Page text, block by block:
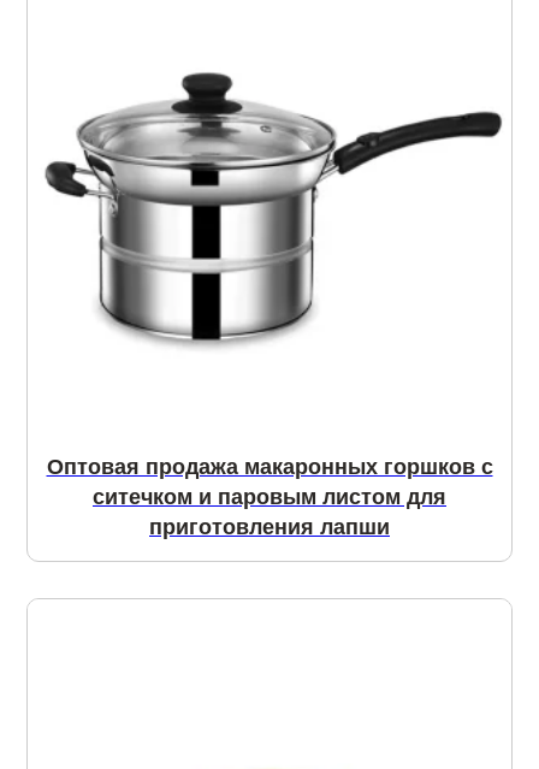
Оптовая продажа макаронных горшков с
ситечком и паровым листом для
приготовления лапши